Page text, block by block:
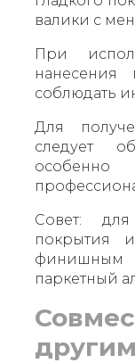
валики с
При
нанесения
соблюдать
Для
следует
Совет:
покрытия
финишным
паркетный